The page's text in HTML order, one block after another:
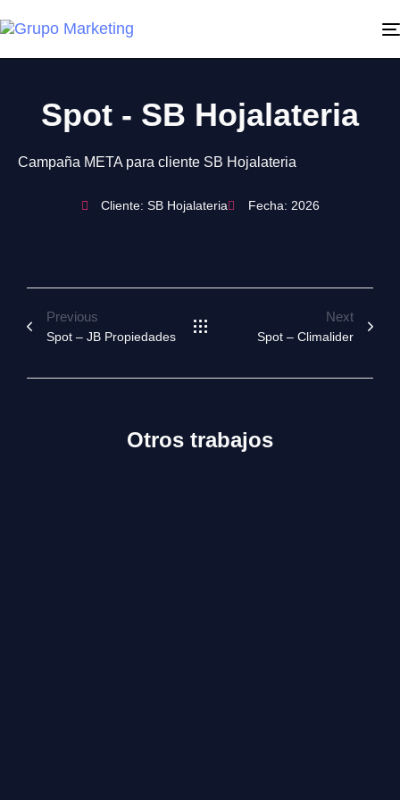
Spot - SB Hojalateria
Campaña META para cliente SB Hojalateria
Cliente: SB Hojalateria Fecha: 2026
Previous
Spot – JB Propiedades
Next
Spot – Climalider
Otros trabajos